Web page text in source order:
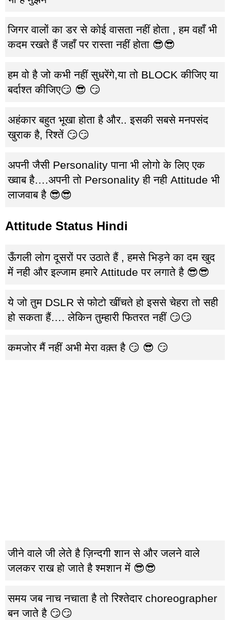
जिगर वालों का डर से कोई वासता नहीं होता , हम वहाँ भी
कदम रखते हैं जहाँ पर रास्ता नहीं होता 😎😎
हम वो है जो कभी नहीं सुधरेंगे,या तो BLOCK कीजिए या
बर्दाश्त कीजिए😏 😎 😏
अहंकार बहुत भूखा होता है और.. इसकी सबसे मनपसंद
खुराक है, रिश्तें 😏😏
अपनी जैसी Personality पाना भी लोगो के लिए एक‌
ख्वाब है….अपनी तो Personality ही नही Attitude भी
लाजवाब है 😎😎
Attitude Status Hindi
ऊँगली लोग दूसरों पर उठाते हैं , हमसे भिड़ने का‌ दम‌ खुद
में‌ नही और इल्जाम‌ हमारे Attitude‌ पर‌ लगाते है 😎😎
ये जो तुम DSLR से फोटो खींचते हो इससे चेहरा तो सही
हो सकता हैं…. लेकिन तुम्हारी फितरत नहीं 😏😏
कमजोर मैं नहीं अभी मेरा वक़्त है 😏 😎 😏
जीने वाले जी लेते है ज़िन्दगी शान से और जलने वाले
जलकर राख हो जाते है श्मशान में 😎😎
समय जब नाच नचाता है तो रिश्तेदार choreographer
बन जाते है 😏😏